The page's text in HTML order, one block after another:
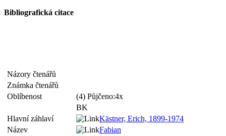
Bibliografická citace
Názory čtenářů
Známka čtenářů
Oblíbenost
(4) Půjčeno:4x
BK
Hlavní záhlaví
Kästner, Erich, 1899-1974
Název
Fabian